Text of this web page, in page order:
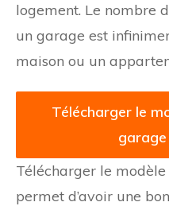
logement. Le nombre
un garage est
maison ou un
Télécharger le
Télécharger le modèle
permet d’avoir une